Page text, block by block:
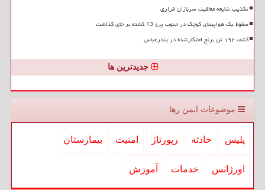
تکذیب شایعه معافیت سربازان فراری
سقوط یک هواپیمای کوچک در جنوب پرو 13 کشته بر جای گذاشت
کشف ۱۹۲ تن برنج احتکارشده در بندرعباس
جدیدترین ها
موضوعات ایمن رها
پلیس حادثه رپورتاژ امنیت بیمارستان
اورژانس خدمات آموزش